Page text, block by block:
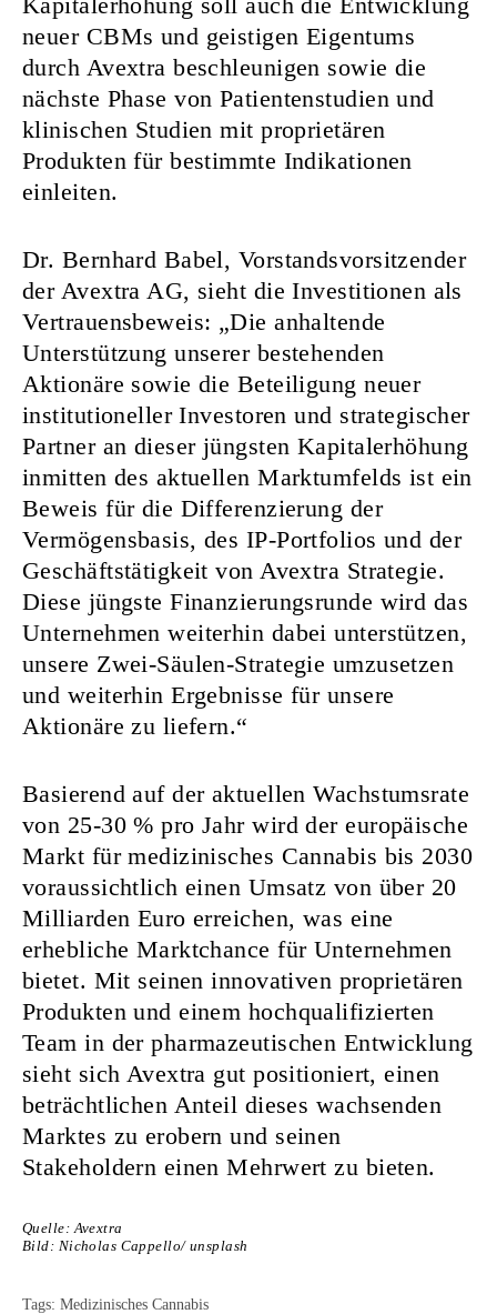
neuer CBMs und geistigen Eigentums
durch Avextra beschleunigen sowie die
nächste Phase von Patientenstudien und
klinischen Studien mit proprietären
Produkten für bestimmte Indikationen
einleiten.
Dr. Bernhard Babel, Vorstandsvorsitzender
der Avextra AG, sieht die Investitionen als
Vertrauensbeweis: „Die anhaltende
Unterstützung unserer bestehenden
Aktionäre sowie die Beteiligung neuer
institutioneller Investoren und strategischer
Partner an dieser jüngsten Kapitalerhöhung
inmitten des aktuellen Marktumfelds ist ein
Beweis für die Differenzierung der
Vermögensbasis, des IP-Portfolios und der
Geschäftstätigkeit von Avextra Strategie.
Diese jüngste Finanzierungsrunde wird das
Unternehmen weiterhin dabei unterstützen,
unsere Zwei-Säulen-Strategie umzusetzen
und weiterhin Ergebnisse für unsere
Aktionäre zu liefern.“
Basierend auf der aktuellen Wachstumsrate
von 25-30 % pro Jahr wird der europäische
Markt für medizinisches Cannabis bis 2030
voraussichtlich einen Umsatz von über 20
Milliarden Euro erreichen, was eine
erhebliche Marktchance für Unternehmen
bietet. Mit seinen innovativen proprietären
Produkten und einem hochqualifizierten
Team in der pharmazeutischen Entwicklung
sieht sich Avextra gut positioniert, einen
beträchtlichen Anteil dieses wachsenden
Marktes zu erobern und seinen
Stakeholdern einen Mehrwert zu bieten.
Quelle: Avextra
Bild: Nicholas Cappello/ unsplash
Tags: Medizinisches Cannabis